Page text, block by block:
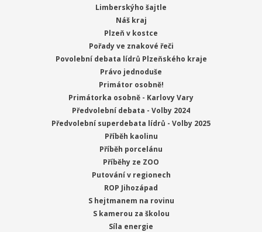
Limberskýho šajtle
Náš kraj
Plzeň v kostce
Pořady ve znakové řeči
Povolební debata lídrů Plzeňského kraje
Právo jednoduše
Primátor osobně!
Primátorka osobně - Karlovy Vary
Předvolební debata - Volby 2024
Předvolební superdebata lídrů - Volby 2025
Příběh kaolinu
Příběh porcelánu
Příběhy ze ZOO
Putování v regionech
ROP Jihozápad
S hejtmanem na rovinu
S kamerou za školou
Síla energie